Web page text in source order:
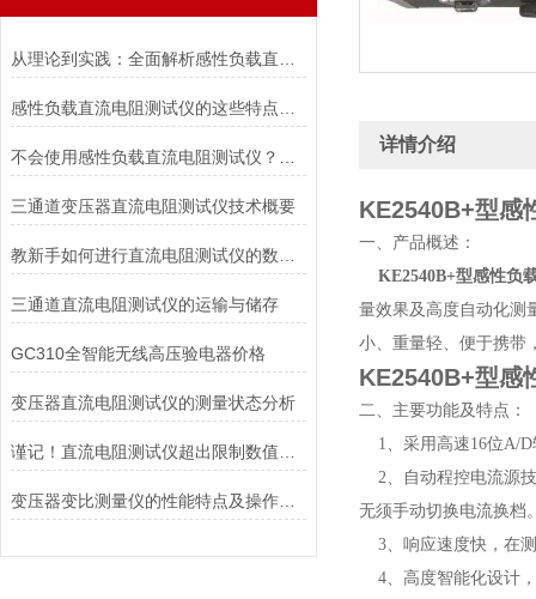
三通道变压器直流电阻测试仪技术概要
三通道直流电阻测试仪的运输与储存
GC310全智能无线高压验电器价格
变压器直流电阻测试仪的测量状态分析
变压器变比测量仪的性能特点及操作方法
详情介绍
KE2540B+型感
一、产品概述：
KE2540B+型感性负
量效果及高度自动化测
小、重量轻、便于携带
KE2540B+型感
二、主要功能及特点：
1、采用高速16位A/D
2、自动程控电流源技
无须手动切换电流换档
3、响应速度快，在
4、高度智能化设计